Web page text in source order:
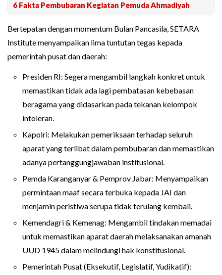
6 Fakta Pembubaran Kegiatan Pemuda Ahmadiyah
Bertepatan dengan momentum Bulan Pancasila, SETARA
Institute menyampaikan lima tuntutan tegas kepada
pemerintah pusat dan daerah:
Presiden RI: Segera mengambil langkah konkret untuk
memastikan tidak ada lagi pembatasan kebebasan
beragama yang didasarkan pada tekanan kelompok
intoleran.
Kapolri: Melakukan pemeriksaan terhadap seluruh
aparat yang terlibat dalam pembubaran dan memastikan
adanya pertanggungjawaban institusional.
Pemda Karanganyar & Pemprov Jabar: Menyampaikan
permintaan maaf secara terbuka kepada JAI dan
menjamin peristiwa serupa tidak terulang kembali.
Kemendagri & Kemenag: Mengambil tindakan memadai
untuk memastikan aparat daerah melaksanakan amanah
UUD 1945 dalam melindungi hak konstitusional.
Pemerintah Pusat (Eksekutif, Legislatif, Yudikatif):